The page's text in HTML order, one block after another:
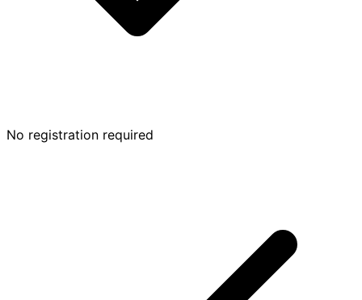
No registration required